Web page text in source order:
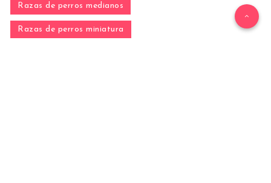
Razas de perros medianos
Razas de perros miniatura